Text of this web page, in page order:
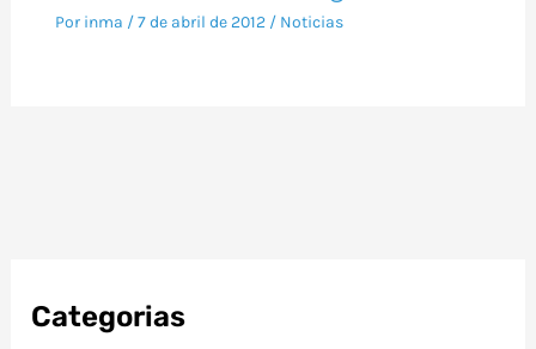
Por inma /7 de abril de 2012 / Noticias
Categorias